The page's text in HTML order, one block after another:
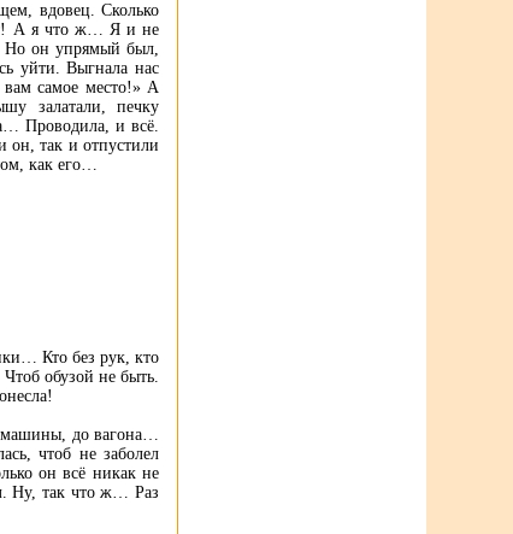
вдовец. Сколько
А я что ж… Я и не
Но он упрямый был,
уйти. Выгнала нас
самое место!» А
залатали, печку
Проводила, и всё.
он, так и отпустили
как его…
Кто без рук, кто
обузой не быть.
машины, до вагона…
чтоб не заболел
он всё никак не
Ну, так что ж… Раз